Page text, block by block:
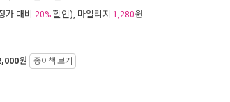
가 대비 20% 할인), 마일리지 1,280원
원 종이책 보기